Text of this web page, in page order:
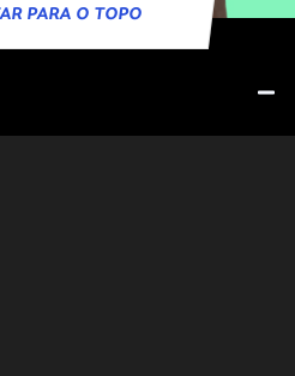
PARA O TOPO